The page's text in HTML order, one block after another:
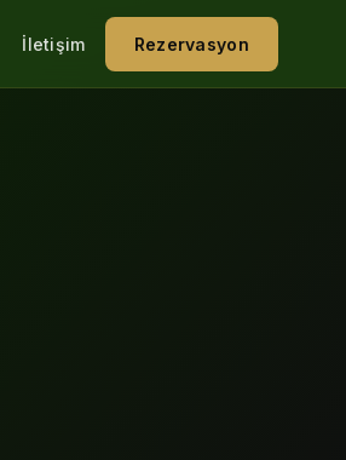
İletişim Rezervasyon